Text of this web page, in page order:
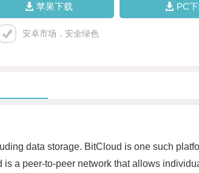
苹果下载 PC
安卓市场，安全绿色
data storage. BitCloud is one such
a peer-to-peer network that allows